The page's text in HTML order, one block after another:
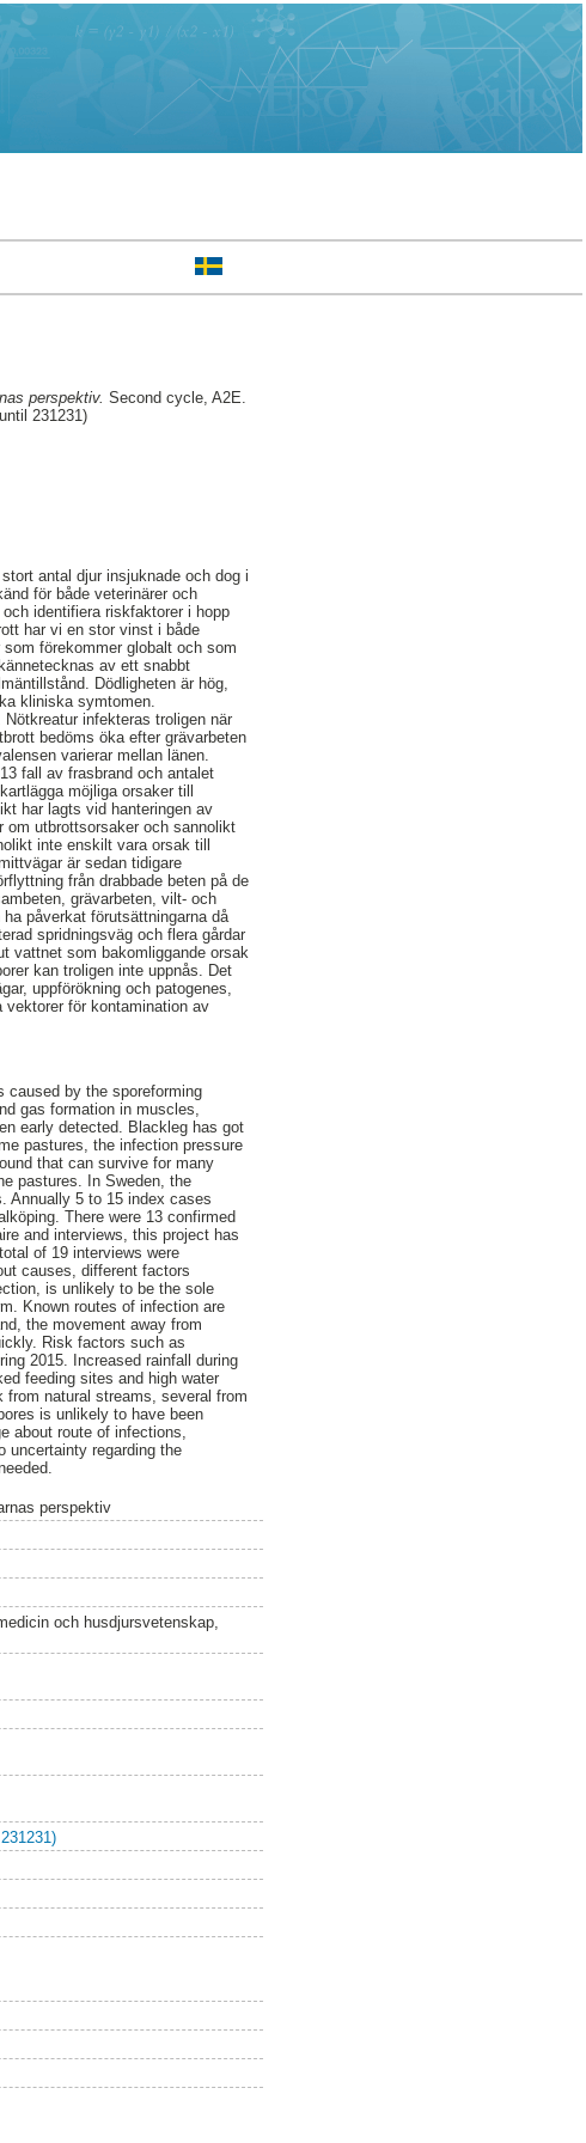
perspektiv. Second cycle, A2E.
231231)
antal djur insjuknade och dog i
för både veterinärer och
identifiera riskfaktorer i hopp
har vi en stor vinst i både
förekommer globalt och som
av ett snabbt
Dödligheten är hög,
kliniska symtomen.
infekteras troligen när
bedöms öka efter grävarbeten
varierar mellan länen.
fall av frasbrand och antalet
möjliga orsaker till
har lagts vid hanteringen av
om utbrottsorsaker och sannolikt
inte enskilt vara orsak till
är sedan tidigare
från drabbade beten på de
grävarbeten, vilt- och
påverkat förutsättningarna då
spridningsväg och flera gårdar
vattnet som bakomliggande orsak
kan troligen inte uppnås. Det
uppförökning och patogenes,
för kontamination av
caused by the sporeforming
gas formation in muscles,
early detected. Blackleg has got
pastures, the infection pressure
that can survive for many
pastures. In Sweden, the
Annually 5 to 15 index cases
There were 13 confirmed
and interviews, this project has
of 19 interviews were
causes, different factors
is unlikely to be the sole
Known routes of infection are
the movement away from
Risk factors such as
2015. Increased rainfall during
feeding sites and high water
natural streams, several from
is unlikely to have been
about route of infections,
uncertainty regarding the
perspektiv
och husdjursvetenskap,